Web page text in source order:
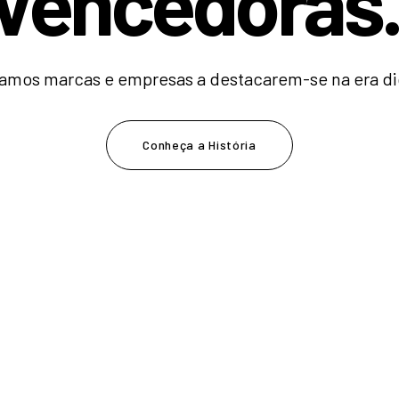
marcas e empresas a destacarem-se na era
Conheça a História